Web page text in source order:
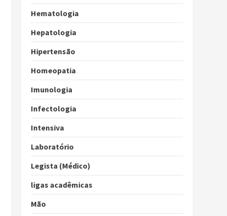
Hematologia
Hepatologia
Hipertensão
Homeopatia
Imunologia
Infectologia
Intensiva
Laboratório
Legista (Médico)
ligas acadêmicas
Mão